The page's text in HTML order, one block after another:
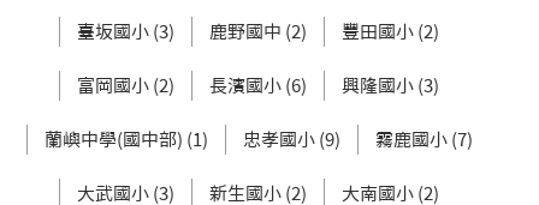
臺坂國小 (3) 鹿野國中 (2) 豐田國小 (2)
富岡國小 (2) 長濱國小 (6) 興隆國小 (3)
蘭嶼中學(國中部) (1) 忠孝國小 (9) 霧鹿國小 (7)
大武國小 (3) 新生國小 (2) 大南國小 (2)